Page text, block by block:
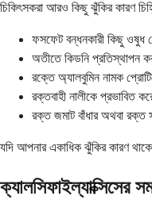
চিকিৎসকরা আরও কিছু ঝুঁকির কারণ
ফসফেট বন্ধনকারী কিছু ওষুধ
অতীতে কিডনি প্রতিস্থাপন
রক্তে অ্যালবুমিন নামক
রক্তবাহী নালীকে প্রভাবিত
রক্ত জমাট বাঁধার অথবা রক্ত
যদি আপনার একাধিক ঝুঁকির কারণ
ক্যালসিফাইল্যাক্সিসের